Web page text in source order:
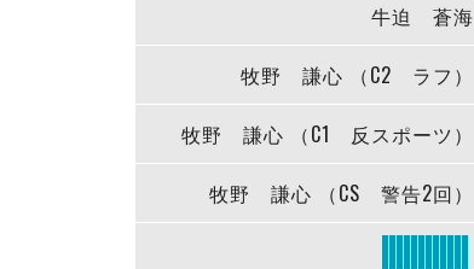
牛迫 蒼海
牧野 謙心 （C2 ラフ）
牧野 謙心 （C1 反スポーツ）
牧野 謙心 （CS 警告2回）